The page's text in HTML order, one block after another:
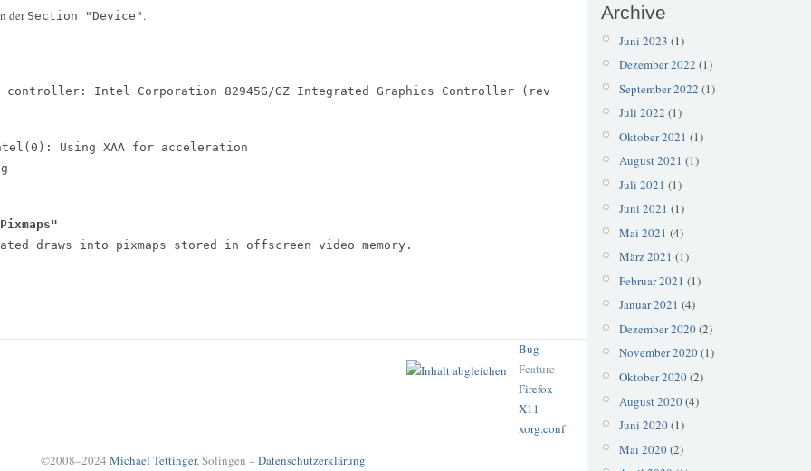
der Section "Device" .
controller: Intel Corporation 82945G/GZ Integrated Graphics Controller (rev
Using XAA for acceleration
draws into pixmaps stored in offscreen video memory.
Bug
Feature
Firefox
X11
xorg.conf
©2008–2024 Michael Tettinger, Solingen –Datenschutzerklärung
Archive
Juni 2023 (1)
Dezember 2022 (1)
September 2022 (1)
Juli 2022 (1)
Oktober 2021 (1)
August 2021 (1)
Juli 2021 (1)
Juni 2021 (1)
Mai 2021 (4)
März 2021 (1)
Februar 2021 (1)
Januar 2021 (4)
Dezember 2020(2)
November 2020(1)
Oktober 2020(2)
August 2020(4)
Juni 2020(1)
Mai 2020(2)